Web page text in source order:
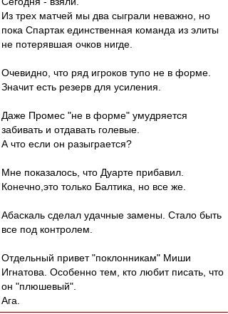
Из трех матчей мы два сыграли неважно, но
пока Спартак единственная команда из элиты
не потерявшая очков нигде.
Очевидно, что ряд игроков тупо не в форме.
Значит есть резерв для усиления.
Даже Промес "не в форме" умудряется
забивать и отдавать голевые.
А что если он разыграется?
Мне показалось, что Дуарте прибавил.
Конечно,это только Балтика, но все же.
Абаскаль сделал удачные замены. Стало быть
все под контролем.
Отдельный привет "поклонникам" Миши
Игнатова. Особенно тем, кто любит писать, что
он "плюшевый".
Ага.